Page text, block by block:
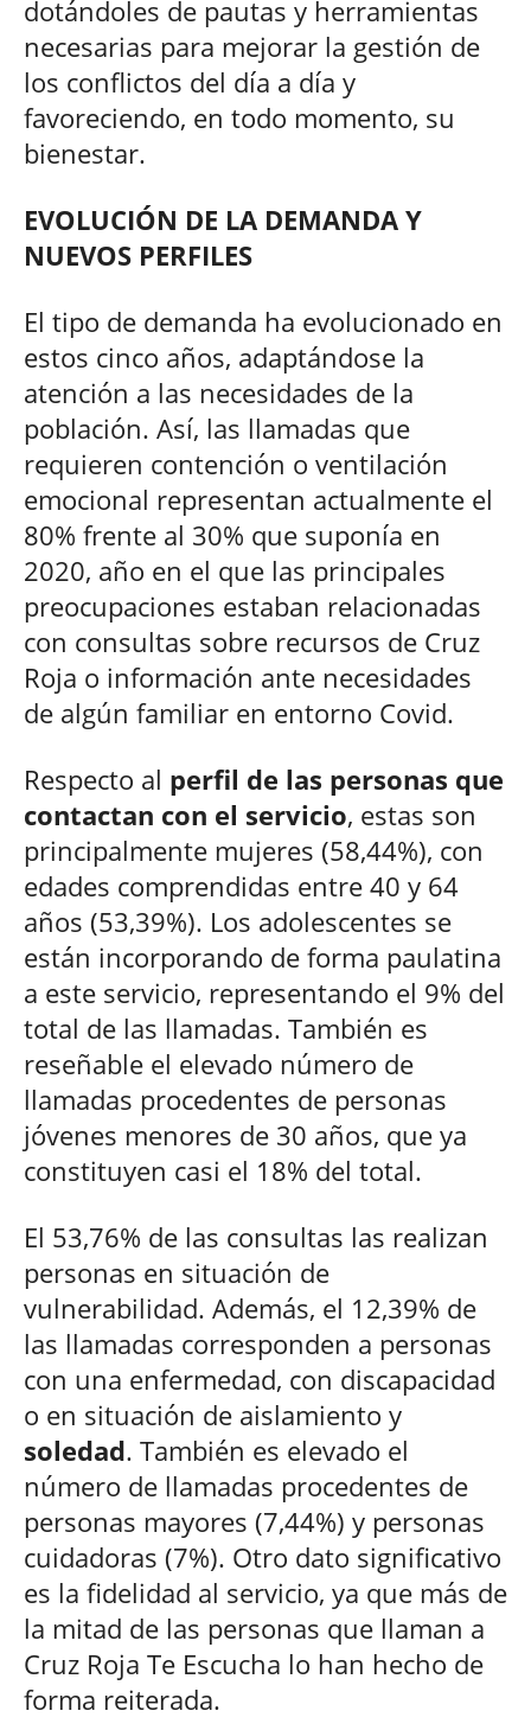
dotándoles de pautas y herramientas
necesarias para mejorar la gestión de
los conflictos del día a día y
favoreciendo, en todo momento, su
bienestar.
EVOLUCIÓN DE LA DEMANDA Y
NUEVOS PERFILES
El tipo de demanda ha evolucionado en
estos cinco años, adaptándose la
atención a las necesidades de la
población. Así, las llamadas que
requieren contención o ventilación
emocional representan actualmente el
80% frente al 30% que suponía en
2020, año en el que las principales
preocupaciones estaban relacionadas
con consultas sobre recursos de Cruz
Roja o información ante necesidades
de algún familiar en entorno Covid.
Respecto al perfil de las personas que
contactan con el servicio, estas son
principalmente mujeres (58,44%), con
edades comprendidas entre 40 y 64
años (53,39%). Los adolescentes se
están incorporando de forma paulatina
a este servicio, representando el 9% del
total de las llamadas. También es
reseñable el elevado número de
llamadas procedentes de personas
jóvenes menores de 30 años, que ya
constituyen casi el 18% del total.
El 53,76% de las consultas las realizan
personas en situación de
vulnerabilidad. Además, el 12,39% de
las llamadas corresponden a personas
con una enfermedad, con discapacidad
o en situación de aislamiento y
soledad. También es elevado el
número de llamadas procedentes de
personas mayores (7,44%) y personas
cuidadoras (7%). Otro dato significativo
es la fidelidad al servicio, ya que más de
la mitad de las personas que llaman a
Cruz Roja Te Escucha lo han hecho de
forma reiterada.